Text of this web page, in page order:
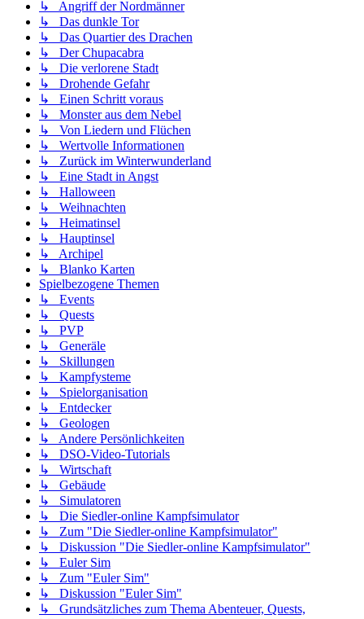
↳ Angriff der Nordmänner
↳ Das dunkle Tor
↳ Das Quartier des Drachen
↳ Der Chupacabra
↳ Die verlorene Stadt
↳ Drohende Gefahr
↳ Einen Schritt voraus
↳ Monster aus dem Nebel
↳ Von Liedern und Flüchen
↳ Wertvolle Informationen
↳ Zurück im Winterwunderland
↳ Eine Stadt in Angst
↳ Halloween
↳ Weihnachten
↳ Heimatinsel
↳ Hauptinsel
↳ Archipel
↳ Blanko Karten
Spielbezogene Themen
↳ Events
↳ Quests
↳ PVP
↳ Generäle
↳ Skillungen
↳ Kampfysteme
↳ Spielorganisation
↳ Entdecker
↳ Geologen
↳ Andere Persönlichkeiten
↳ DSO-Video-Tutorials
↳ Wirtschaft
↳ Gebäude
↳ Simulatoren
↳ Die Siedler-online Kampfsimulator
↳ Zum "Die Siedler-online Kampfsimulator"
↳ Diskussion "Die Siedler-online Kampfsimulator"
↳ Euler Sim
↳ Zum "Euler Sim"
↳ Diskussion "Euler Sim"
↳ Grundsätzliches zum Thema Abenteuer, Quests,